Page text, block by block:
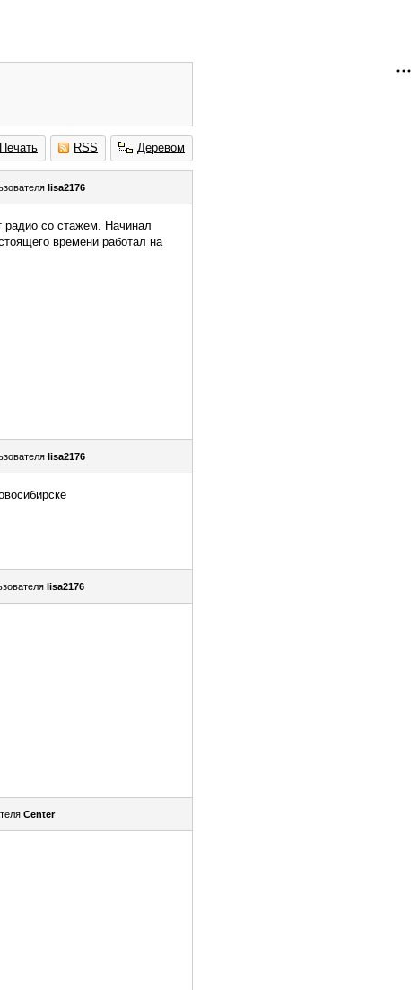
Печать RSS Деревом
lisa2176
радио со стажем. Начинал
времени работал на
lisa2176
lisa2176
Center